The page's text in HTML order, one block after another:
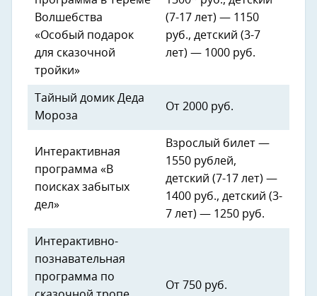
Волшебства
«Особый подарок
для сказочной
тройки»
(7-17 лет) — 1150
руб., детский (3-7
лет) — 1000 руб.
Тайный домик Деда
Мороза
От 2000 руб.
Интерактивная
программа «В
поисках забытых
дел»
Взрослый билет —
1550 рублей,
детский (7-17 лет) —
1400 руб., детский (3-
7 лет) — 1250 руб.
Интерактивно-
познавательная
программа по
От 750 руб.